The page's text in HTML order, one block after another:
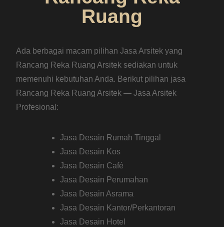
Ruang
Ada berbagai macam pilihan Jasa Arsitek yang
Rancang Reka Ruang Arsitek sediakan untuk
memenuhi kebutuhan Anda. Berikut pilihan jasa
Rancang Reka Ruang Arsitek — Jasa Arsitek
Profesional:
Jasa Desain Rumah Tinggal
Jasa Desain Kos
Jasa Desain Café
Jasa Desain Perumahan
Jasa Desain Asrama
Jasa Desain Kantor/Perkantoran
Jasa Desain Hotel